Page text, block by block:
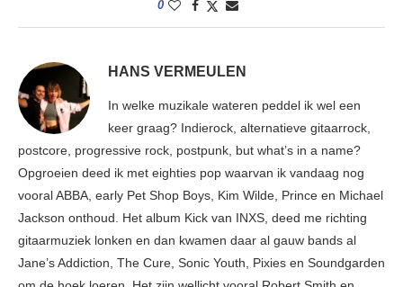
0
HANS VERMEULEN
In welke muzikale wateren peddel ik wel een
keer graag? Indierock, alternatieve gitaarrock,
postcore, progressive rock, postpunk, but what’s in a name?
Opgroeien deed ik met eighties pop waarvan ik vandaag nog
vooral ABBA, early Pet Shop Boys, Kim Wilde, Prince en Michael
Jackson onthoud. Het album Kick van INXS, deed me richting
gitaarmuziek lonken en dan kwamen daar al gauw bands al
Jane’s Addiction, The Cure, Sonic Youth, Pixies en Soundgarden